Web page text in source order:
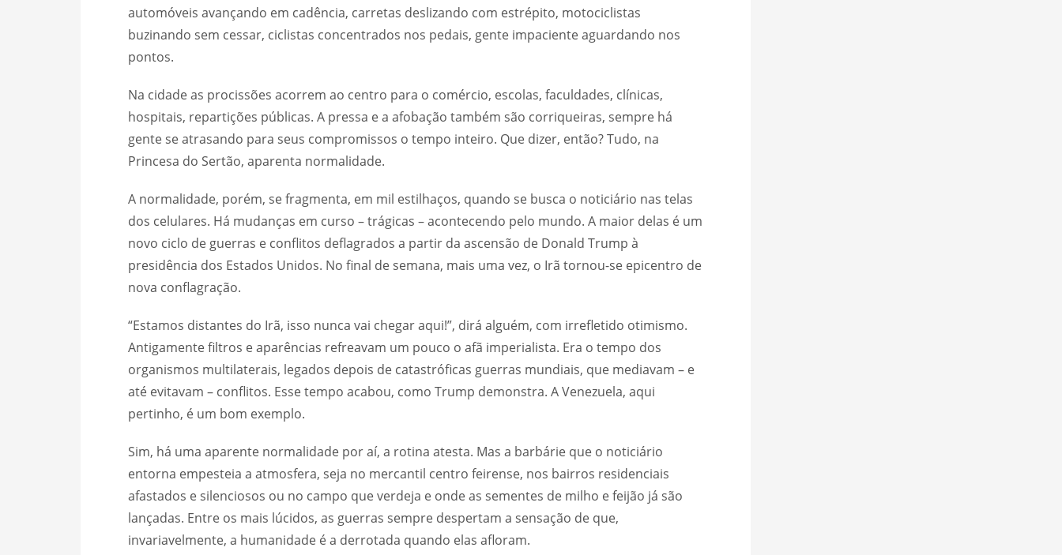
automóveis avançando em cadência, carretas deslizando com estrépito, motociclistas
buzinando sem cessar, ciclistas concentrados nos pedais, gente impaciente aguardando nos
pontos.
Na cidade as procissões acorrem ao centro para o comércio, escolas, faculdades, clínicas,
hospitais, repartições públicas. A pressa e a afobação também são corriqueiras, sempre há
gente se atrasando para seus compromissos o tempo inteiro. Que dizer, então? Tudo, na
Princesa do Sertão, aparenta normalidade.
A normalidade, porém, se fragmenta, em mil estilhaços, quando se busca o noticiário nas telas
dos celulares. Há mudanças em curso – trágicas – acontecendo pelo mundo. A maior delas é um
novo ciclo de guerras e conflitos deflagrados a partir da ascensão de Donald Trump à
presidência dos Estados Unidos. No final de semana, mais uma vez, o Irã tornou-se epicentro de
nova conflagração.
“Estamos distantes do Irã, isso nunca vai chegar aqui!”, dirá alguém, com irrefletido otimismo.
Antigamente filtros e aparências refreavam um pouco o afã imperialista. Era o tempo dos
organismos multilaterais, legados depois de catastróficas guerras mundiais, que mediavam – e
até evitavam – conflitos. Esse tempo acabou, como Trump demonstra. A Venezuela, aqui
pertinho, é um bom exemplo.
Sim, há uma aparente normalidade por aí, a rotina atesta. Mas a barbárie que o noticiário
entorna empesteia a atmosfera, seja no mercantil centro feirense, nos bairros residenciais
afastados e silenciosos ou no campo que verdeja e onde as sementes de milho e feijão já são
lançadas. Entre os mais lúcidos, as guerras sempre despertam a sensação de que,
invariavelmente, a humanidade é a derrotada quando elas afloram.